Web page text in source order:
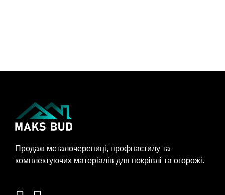
Продаж металочерепиці, профнастилу та
комплектуючих матеріалів для покрівлі та огорожі.